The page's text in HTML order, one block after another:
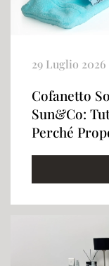
29 Luglio 2026
Cofanetto
Sun&Co:
Perché